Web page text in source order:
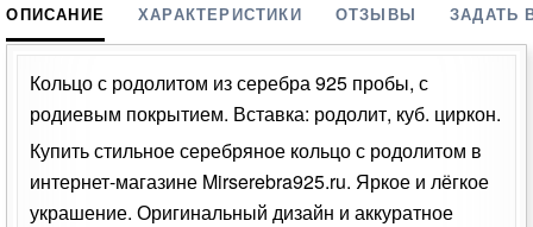
ОПИСАНИЕ ХАРАКТЕРИСТИКИ ОТЗЫВЫ ЗАДАТЬ
Кольцо с родолитом из серебра 925 пробы, с
родиевым покрытием. Вставка: родолит, куб. циркон.
Купить стильное серебряное кольцо с родолитом в
интернет-магазине Mirserebra925.ru. Яркое и лёгкое
украшение. Оригинальный дизайн и аккуратное